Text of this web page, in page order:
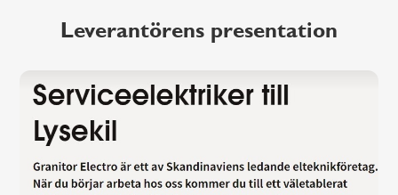
Leverantörens presentation